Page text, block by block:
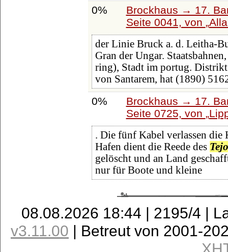
0%
Brockhaus → 17.
Seite 0041, von
der Linie Bruck a. d. Leitha-
Gran der Ungar.
ring), Stadt im portug.
von Santarem, hat (1890)
0%
Brockhaus → 17.
Seite 0725, von
. Die fünf Kabel verlassen die
Hafen dient die Reede des Tejo
gelöscht und an Land
nur für Boote und kleine
08.08.2026 18:44 | 2195/4 |
v3.11.00 | Betreut von 2001-